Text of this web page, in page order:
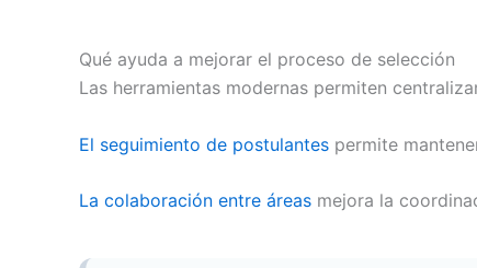
Qué ayuda a mejorar el proceso de selección
Las herramientas modernas permiten
El seguimiento de postulantes permite
La colaboración entre áreas mejora la